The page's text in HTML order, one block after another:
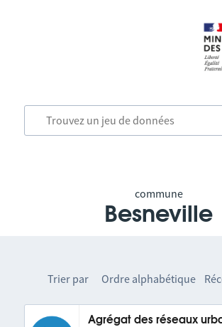
commune
Besneville
Trier par Ordre alphabétique
Agrégat des réseaux